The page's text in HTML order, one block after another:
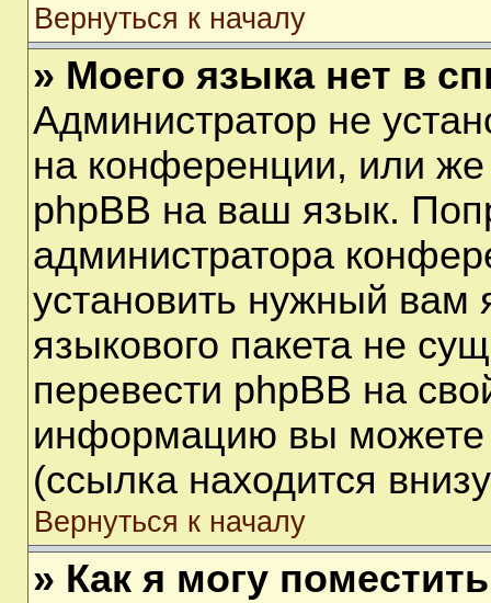
Вернуться к началу
» Моего языка нет в
Администратор не
на конференции, или же
phpBB на ваш язык.
администратора
установить нужный вам
языкового пакета не
перевести phpBB на
информацию вы можете
(ссылка находится
Вернуться к началу
» Как я могу